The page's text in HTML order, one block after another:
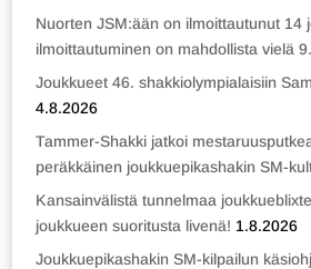
Nuorten JSM:ään on ilmoittautunut 14
ilmoittautuminen on mahdollista vielä
Joukkueet 46. shakkiolympialaisiin
4.8.2026
Tammer-Shakki jatkoi
peräkkäinen joukkuepikashakin SM-
Kansainvälistä tunnelmaa
joukkueen suoritusta livenä! 1.8.2026
Joukkuepikashakin SM-kilpailun